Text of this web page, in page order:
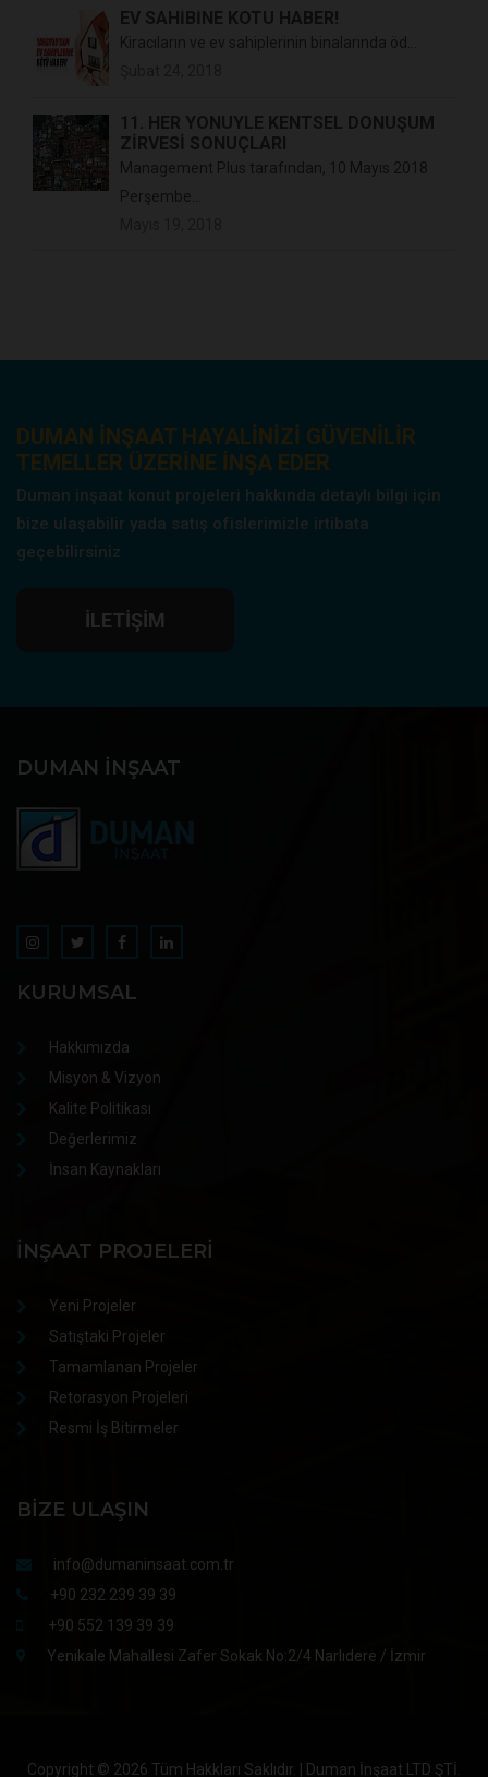
EV SAHİBİNE KÖTÜ HABER!
Kiracıların ve ev sahiplerinin binalarında öd...
11. HER YÖNÜYLE KENTSEL DÖNÜŞÜM
ZİRVESİ SONUÇLARI
Management Plus tarafından, 10 Mayıs 2018
Perşembe...
DUMAN INŞAAT HAYALINIZI GÜVENILIR
TEMELLER ÜZERINE INŞA EDER
Duman inşaat konut projeleri hakkında detaylı bilgi için
bize ulaşabilir yada satış ofislerimizle irtibata
geçebilirsiniz
İLETIŞIM
DUMAN İNŞAAT
KURUMSAL
Hakkımızda
Misyon & Vizyon
Kalite Politikası
Değerlerimiz
İnsan Kaynakları
İNŞAAT PROJELERI
Yeni Projeler
Satıştaki Projeler
Tamamlanan Projeler
Retorasyon Projeleri
Resmi İş Bitirmeler
BIZE ULAŞIN
info@dumaninsaat.com.tr
+90 232 239 39 39
+90 552 139 39 39
Yenikale Mahallesi Zafer Sokak No:2/4 Narlıdere / İzmir
Copyright © 2026 Tüm Hakkları Saklıdır. | Duman İnşaat LTD ŞTİ.